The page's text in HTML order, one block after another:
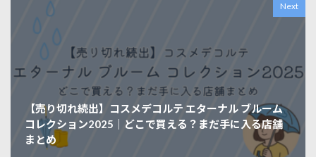
Next
【売り切れ続出】コスメデコルテ エターナル ブルーム
コレクション2025｜どこで買える？まだ手に入る店舗
まとめ